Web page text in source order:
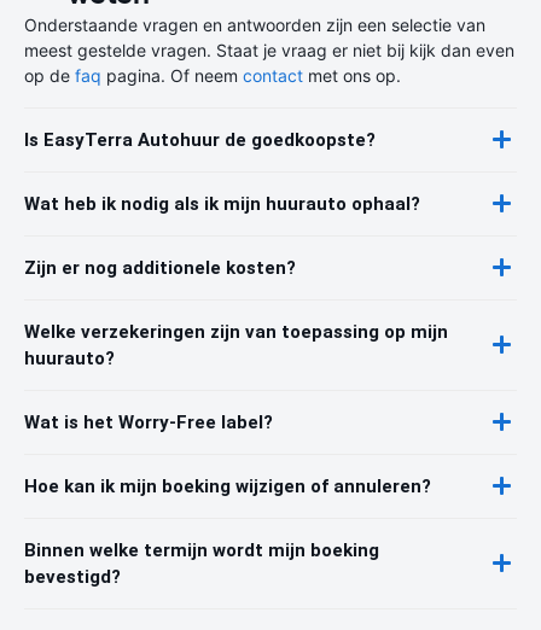
Onderstaande vragen en antwoorden zijn een selectie van
meest gestelde vragen. Staat je vraag er niet bij kijk dan even
op de faq pagina. Of neem contact met ons op.
Is EasyTerra Autohuur de goedkoopste?
Wat heb ik nodig als ik mijn huurauto ophaal?
Zijn er nog additionele kosten?
Welke verzekeringen zijn van toepassing op mijn
huurauto?
Wat is het Worry-Free label?
Hoe kan ik mijn boeking wijzigen of annuleren?
Binnen welke termijn wordt mijn boeking
bevestigd?